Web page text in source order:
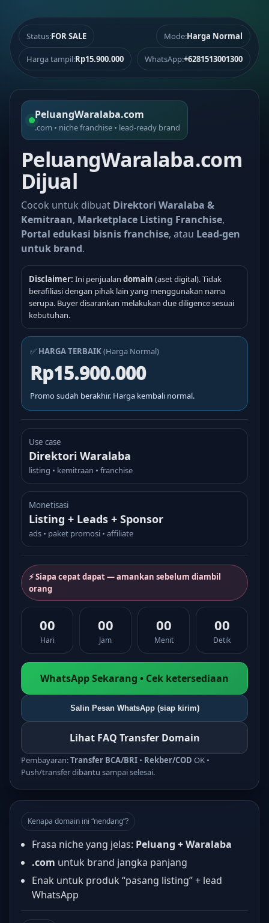
Status:FOR SALE Mode:Harga Normal
Harga tampil:Rp15.900.000 WhatsApp:+6281513001300
PeluangWaralaba.com
.com • niche franchise • lead-ready brand
PeluangWaralaba.com
Dijual
Cocok untuk dibuat Direktori Waralaba &
Kemitraan, Marketplace Listing Franchise,
Portal edukasi bisnis franchise, atau Lead-gen
untuk brand.
Disclaimer: Ini penjualan domain (aset digital). Tidak
berafiliasi dengan pihak lain yang menggunakan nama
serupa. Buyer disarankan melakukan due diligence sesuai
kebutuhan.
✅ HARGA TERBAIK(Harga Normal)
Rp15.900.000
Promo sudah berakhir. Harga kembali normal.
Use case
Direktori Waralaba
listing • kemitraan • franchise
Monetisasi
Listing + Leads + Sponsor
ads • paket promosi • affiliate
⚡ Siapa cepat dapat — amankan sebelum diambil
orang
00
Hari
00
Jam
00
Menit
00
Detik
WhatsApp Sekarang • Cek ketersediaan
Salin Pesan WhatsApp (siap kirim)
Lihat FAQ Transfer Domain
Pembayaran:Transfer BCA/BRI • Rekber/COD OK •
Push/transfer dibantu sampai selesai.
Kenapa domain ini “nendang”?
Frasa niche yang jelas: Peluang + Waralaba
.com untuk brand jangka panjang
Enak untuk produk “pasang listing” + lead
WhatsApp